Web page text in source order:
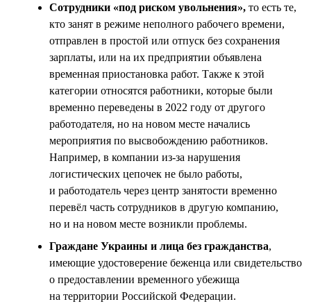
Сотрудники «под риском увольнения», то есть те,
кто занят в режиме неполного рабочего времени,
отправлен в простой или отпуск без сохранения
зарплаты, или на их предприятии объявлена
временная приостановка работ. Также к этой
категории относятся работники, которые были
временно переведены в 2022 году от другого
работодателя, но на новом месте начались
мероприятия по высвобождению работников.
Например, в компании из-за нарушения
логистических цепочек не было работы,
и работодатель через центр занятости временно
перевёл часть сотрудников в другую компанию,
но и на новом месте возникли проблемы.
Граждане Украины и лица без гражданства,
имеющие удостоверение беженца или свидетельство
о предоставлении временного убежища
на территории Российской Федерации.